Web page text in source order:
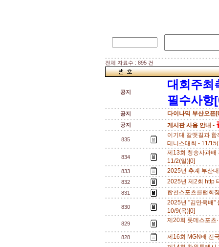
전체 자료수 : 895 건
공지
대회주최
필수사항
공지 다이나믹 부산오픈
공지 게시판 사용 안내 -
835
이기대 갈맷길과
테니스대회 - 11/
834
제13회 청송사과배
11/2(일)[0]
833 2025년 추계 부산
832 2025년 제2회 http
831 합천스포츠클럽회
830
2025년 "김만욱배"
10/9(목)[0]
829 제20회 롯데스포츠
828 제16회 MGN배 전